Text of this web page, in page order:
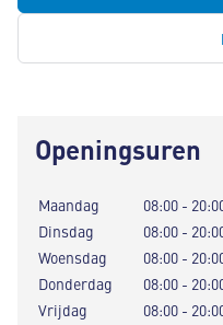
Openingsuren
Maandag
08:00 -
Dinsdag
08:00 -
Woensdag
08:00 -
Donderdag
08:00 -
Vrijdag
08:00 -